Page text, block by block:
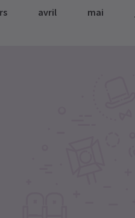
avril mai